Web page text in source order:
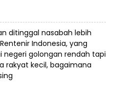
ditinggal nasabah lebih
Indonesia, yang
negeri golongan rendah tapi
rakyat kecil, bagaimana